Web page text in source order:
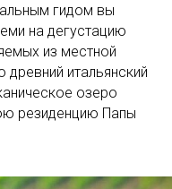
гидом вы
на дегустацию
из местной
древний итальянский
озеро
резиденцию Папы